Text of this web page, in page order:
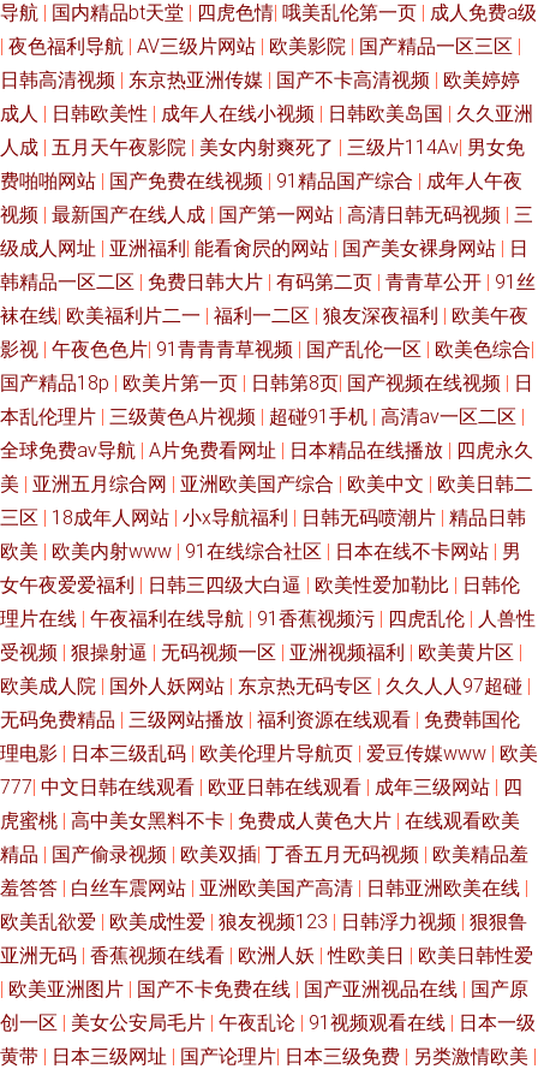
喷水 99微拍福利视频 五月天成人导航 成人免费网站在线入口 国产黄a三级
三级三级 91麻豆红杏天美 老司机午夜开放 影音先锋电影变态 黄色网页版
avtt去干网 伊人在线香蕉久9 精品老司机 伊人WWW在线 91午夜福利 影音先
锋AV草莓 东方Va黑人 加勒比综合色网 91刺激网站 超碰91成人 91操碎 欧美
站在线 先锋制服丝袜人妻 东方va一区二区 欧美人妖撸管 91九色双飞 日韩国
产欧美性爱免费 欧美日韩色图成人网 成人做爱免费导航网 香蕉伊人亚洲 欧
美www女同 91vv免费看片蜜桃 欧美亚洲日精品 超碰c人人操 91不用下载免
费观看 女人天堂男人天堂AV 91在线精品视频观看 亚洲第一夜 激情网站在线
免费 欧日美不卡 成人男人天堂91 91V久久影院 欧美精品久久 www操逼肏肏
逼肏逼 91青青草 色婷婷亚洲精品 91工厂熟女露脸 久久青青草大香蕉 俺来也
听听婷 亚洲天堂手机网 九一在线网止 91网站国产 色情在线观看91 东京热av
影院 91传媒视频在线看 男人天堂AV三级片 国产精品九九精品 91网站高清免
香蕉视频 欧美好色综合区 欧美不卡的 肏屄系列 丝袜美女足交视频 精品久久
欧美色网国产探花 91青青搞 欧美亚一二三 福利社午夜剧场成人区 东京热女
人天堂 91探花黑丝在线 伊人大香蕉AV网站 狼人久久伊人 91免费公开视频
国产先锋AV 92福利看看 91作爱 wwwsss黄色电影 91网免费看嫩草 亚洲色
导航 | 国内精品bt天堂 | 四虎色情| 哦美乱伦第一页 | 成人免费a级
| 夜色福利导航 | AV三级片网站 | 欧美影院 | 国产精品一区三区 |
日韩高清视频 | 东京热亚洲传媒 | 国产不卡高清视频 | 欧美婷婷
成人 | 日韩欧美性 | 成年人在线小视频 | 日韩欧美岛国 | 久久亚洲
人成 | 五月天午夜影院 | 美女内射爽死了 | 三级片114Av| 男女免
费啪啪网站 | 国产免费在线视频 | 91精品国产综合 | 成年人午夜
视频 | 最新国产在线人成 | 国产第一网站 | 高清日韩无码视频 | 三
级成人网址 | 亚洲福利| 能看肏屄的网站 | 国产美女裸身网站 | 日
韩精品一区二区 | 免费日韩大片 | 有码第二页 | 青青草公开 | 91丝
袜在线| 欧美福利片二一 | 福利一二区 | 狼友深夜福利 | 欧美午夜
影视 | 午夜色色片| 91青青青草视频 | 国产乱伦一区 | 欧美色综合|
国产精品18p | 欧美片第一页 | 日韩第8页| 国产视频在线视频 | 日
本乱伦理片 | 三级黄色A片视频 | 超碰91手机 | 高清av一区二区 |
全球免费av导航 | A片免费看网址 | 日本精品在线播放 | 四虎永久
美 | 亚洲五月综合网 | 亚洲欧美国产综合 | 欧美中文 | 欧美日韩二
三区 | 18成年人网站 | 小x导航福利 | 日韩无码喷潮片 | 精品日韩
欧美 | 欧美内射www | 91在线综合社区 | 日本在线不卡网站 | 男
女午夜爱爱福利 | 日韩三四级大白逼 | 欧美性爱加勒比 | 日韩伦
理片在线 | 午夜福利在线导航 | 91香蕉视频污 | 四虎乱伦 | 人兽性
受视频 | 狠操射逼 | 无码视频一区 | 亚洲视频福利 | 欧美黄片区 |
欧美成人院 | 国外人妖网站 | 东京热无码专区 | 久久人人97超碰 |
无码免费精品 | 三级网站播放 | 福利资源在线观看 | 免费韩国伦
理电影 | 日本三级乱码 | 欧美伦理片导航页 | 爱豆传媒www | 欧美
777| 中文日韩在线观看 | 欧亚日韩在线观看 | 成年三级网站 | 四
虎蜜桃 | 高中美女黑料不卡 | 免费成人黄色大片 | 在线观看欧美
精品 | 国产偷录视频 | 欧美双插| 丁香五月无码视频 | 欧美精品羞
羞答答 | 白丝车震网站 | 亚洲欧美国产高清 | 日韩亚洲欧美在线 |
欧美乱欲爱 | 欧美成性爱 | 狼友视频123 | 日韩浮力视频 | 狠狠鲁
亚洲无码 | 香蕉视频在线看 | 欧洲人妖 |性欧美日 | 欧美日韩性爱
| 欧美亚洲图片 | 国产不卡免费在线 | 国产亚洲视品在线 | 国产原
创一区 | 美女公安局毛片 | 午夜乱论 | 91视频观看在线 | 日本一级
黄带 | 日本三级网址 | 国产论理片| 日本三级免费 | 另类激情欧美 |